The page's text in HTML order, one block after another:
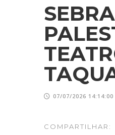
07/07/2026 14:14:00
COMPARTILHAR: